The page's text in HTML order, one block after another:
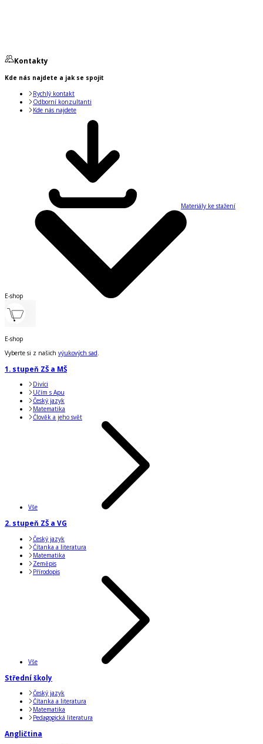
Kontakty
Kde nás najdete a jak se spojit
Rychlý kontakt
Odborní konzultanti
Kde nás najdete
Materiály ke stažení
E-shop
E-shop
Vyberte si z našich výukových sad.
1. stupeň ZŠ a MŠ
Divíci
Učím s Apu
Český jazyk
Matematika
Člověk a jeho svět
Vše
2. stupeň ZŠ a VG
Český jazyk
Čítanka a literatura
Matematika
Zeměpis
Přírodopis
Vše
Střední školy
Český jazyk
Čítanka a literatura
Matematika
Pedagogická literatura
Angličtina